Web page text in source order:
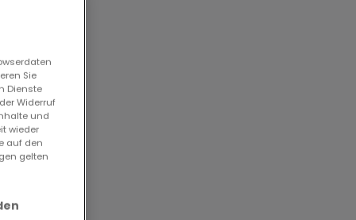
Sie
Dienste
Widerruf
und
wieder
auf den
gelten